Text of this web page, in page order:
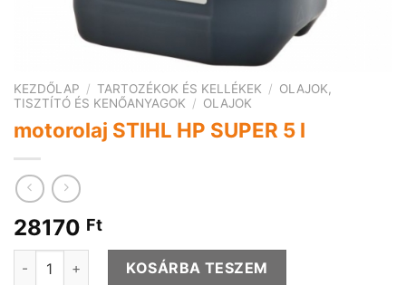
KEZDŐLAP / TARTOZÉKOK ÉS KELLÉKEK / OLAJOK,
TISZTÍTÓ ÉS KENŐANYAGOK / OLAJOK
motorolaj STIHL HP SUPER 5 l
28170 Ft
motorolaj STIHL HP SUPER 5 l mennyiség
KOSÁRBA TESZEM